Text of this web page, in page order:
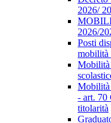
2026/
2026/
Posti
mobilità
Mobilità
Mobilità
- art. 70
titolarità